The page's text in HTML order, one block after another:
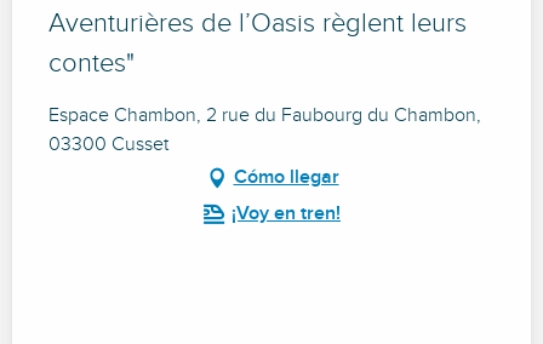
Aventurières de l’Oasis règlent leurs
contes"
Espace Chambon, 2 rue du Faubourg du Chambon,
03300 Cusset
Cómo llegar
¡Voy en tren!